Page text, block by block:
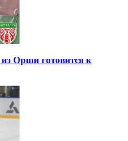
Орши готовится к